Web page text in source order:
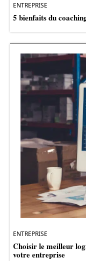
ENTREPRISE
5 bienfaits du
ENTREPRISE
Choisir le meilleur
votre entreprise